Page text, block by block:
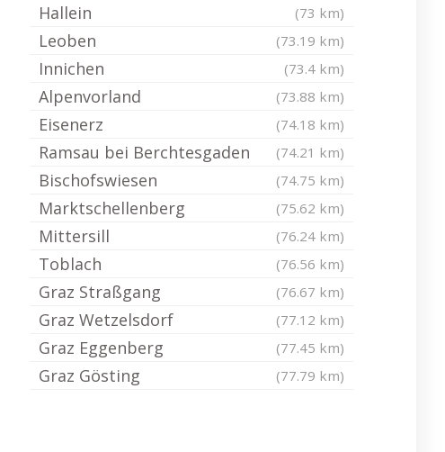
Hallein (73 km)
Leoben (73.19 km)
Innichen (73.4 km)
Alpenvorland (73.88 km)
Eisenerz (74.18 km)
Ramsau bei Berchtesgaden (74.21 km)
Bischofswiesen (74.75 km)
Marktschellenberg (75.62 km)
Mittersill (76.24 km)
Toblach (76.56 km)
Graz Straßgang (76.67 km)
Graz Wetzelsdorf (77.12 km)
Graz Eggenberg (77.45 km)
Graz Gösting (77.79 km)